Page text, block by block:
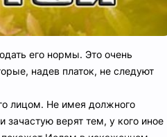
его нормы. Это очень
надев платок, не следуют
лицом. Не имея должного
верят тем, у кого иное